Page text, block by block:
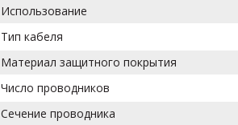
Использование
Тип кабеля
Материал защитного покрытия
Число проводников
Сечение проводника